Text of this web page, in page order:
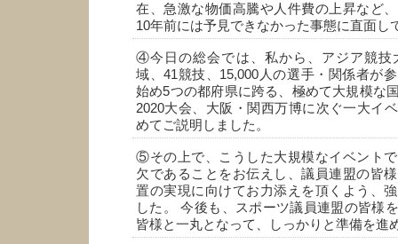
在、急激な物価高騰や人件費の上昇など
10年前には予見できなかった事態に直面し
④今日の総会では、私から、アジア競技
域、41競技、15,000人の選手・関係者が
始め5つの都府県に跨る、極めて大規模な
2020大会、大阪・関西万博に次ぐ一大イ
めてご説明しました。
⑤その上で、こうした大規模なイベント
欠であることをお伝えし、議員連盟の皆
置の実現に向けてお力添えを頂くよう、
した。 今後も、スポーツ議員連盟の皆様
皆様と一丸となって、しっかりと準備を進